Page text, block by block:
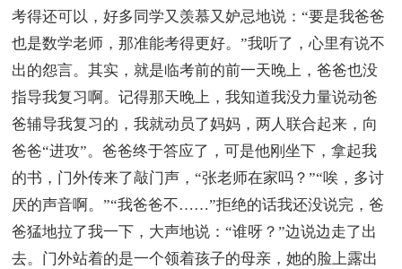
考得还可以，好多同学又羡慕又妒忌地说：“要是我爸爸
也是数学老师，那准能考得更好。”我听了，心里有说不
出的怨言。其实，就是临考前的前一天晚上，爸爸也没
指导我复习啊。记得那天晚上，我知道我没力量说动爸
爸辅导我复习的，我就动员了妈妈，两人联合起来，向
爸爸“进攻”。爸爸终于答应了，可是他刚坐下，拿起我
的书，门外传来了敲门声，“张老师在家吗？”“唉，多讨
厌的声音啊。”“我爸爸不……”拒绝的话我还没说完，爸
爸猛地拉了我一下，大声地说：“谁呀？”边说边走了出
去。门外站着的是一个领着孩子的母亲，她的脸上露出